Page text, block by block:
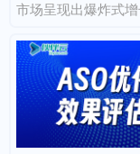
市场呈现出爆炸式
的Google Play，海
程序充斥其中。然
发者和企业来说，
一款功能强大的应
够的。如何让用户
中发现并选择你的